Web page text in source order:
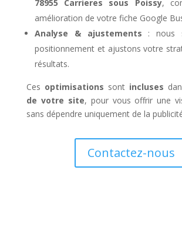
78955 Carrieres sous Poissy,
amélioration de votre fiche Google
Analyse & ajustements : nous
positionnement et ajustons votre
résultats.
Ces optimisations sont incluses
de votre site, pour vous offrir une
sans dépendre uniquement de la
Contactez-nous